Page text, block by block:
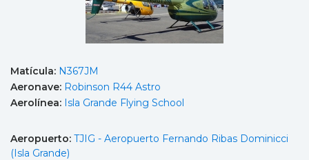
Matícula: N367JM
Aeronave: Robinson R44 Astro
Aerolínea: Isla Grande Flying School
Aeropuerto: TJIG - Aeropuerto Fernando Ribas Dominicci
(Isla Grande)